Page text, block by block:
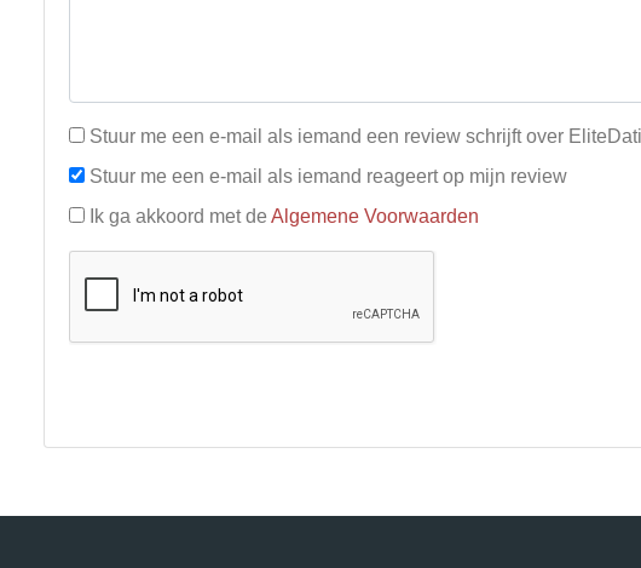
Stuur me een e-mail als iemand een review schrijft over
Stuur me een e-mail als iemand reageert op mijn review
Ik ga akkoord met de Algemene Voorwaarden